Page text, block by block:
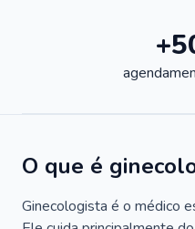
O que é
Ginecologista é o médico